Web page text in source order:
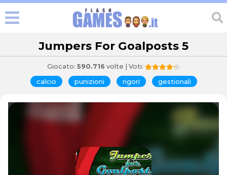
Jumpers For Goalposts 5
Giocato: 590.716 volte | Voti:
calcio punizioni rigori gestionali